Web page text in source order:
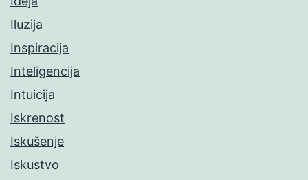
Iluzija
Inspiracija
Inteligencija
Intuicija
Iskrenost
Iskušenje
Iskustvo